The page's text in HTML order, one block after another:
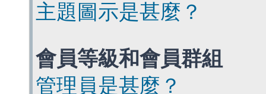
主題圖示是甚麼？
會員等級和會員群組
管理員是甚麼？